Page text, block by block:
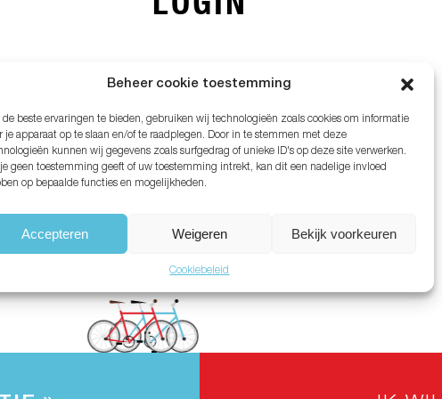
Beheer cookie toestemming
de beste ervaringen te bieden, gebruiken wij technologieën zoals cookies om informatie
je apparaat op te slaan en/of te raadplegen. Door in te stemmen met deze
kunnen wij gegevens zoals surfgedrag of unieke ID's op deze site verwerken.
geen toestemming geeft of uw toestemming intrekt, kan dit een nadelige invloed
op bepaalde functies en mogelijkheden.
Accepteren Weigeren Bekijk voorkeuren
Cookiebeleid
vergeten?